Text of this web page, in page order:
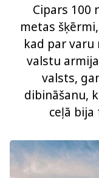
Cipars 100
metas
kad par varu
valstu
valsts,
dibināšanu,
ceļā